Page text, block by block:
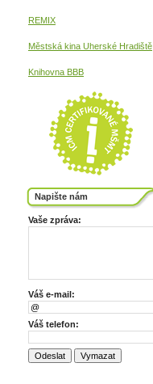
REMIX
Městská kina Uherské Hradiště
Knihovna BBB
Napište nám
Vaše zpráva:
Váš e-mail:
Váš telefon: